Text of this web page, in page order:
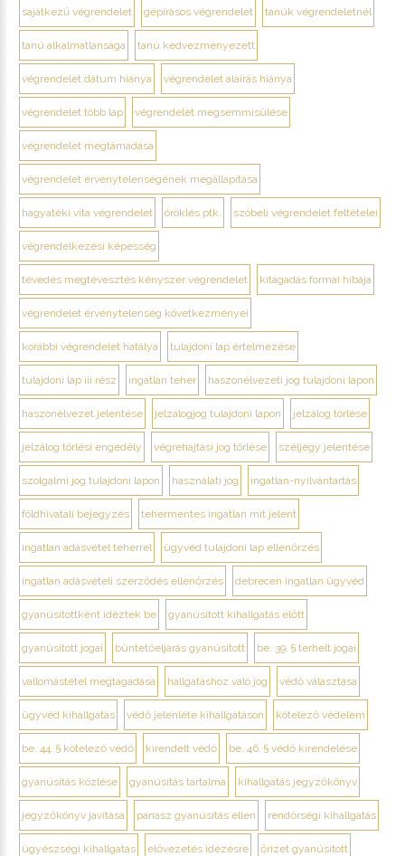
sajátkezű végrendelet gépírásos végrendelet tanúk végrendeletnél
tanú alkalmatlansága tanú kedvezményezett
végrendelet dátum hiánya végrendelet aláírás hiánya
végrendelet több lap végrendelet megsemmisülése
végrendelet megtámadása
végrendelet érvénytelenségének megállapítása
hagyatéki vita végrendelet öröklés ptk. szóbeli végrendelet feltételei
végrendelkezési képesség
tévedés megtévesztés kényszer végrendelet kitagadás formai hibája
végrendelet érvénytelenség következményei
korábbi végrendelet hatálya tulajdoni lap értelmezése
tulajdoni lap iii rész ingatlan teher haszonélvezeti jog tulajdoni lapon
haszonélvezet jelentése jelzálogjog tulajdoni lapon jelzálog törlése
jelzálog törlési engedély végrehajtási jog törlése széljegy jelentése
szolgalmi jog tulajdoni lapon használati jog ingatlan-nyilvántartás
földhivatali bejegyzés tehermentes ingatlan mit jelent
ingatlan adásvétel teherrel ügyvéd tulajdoni lap ellenőrzés
ingatlan adásvételi szerződés ellenőrzés debrecen ingatlan ügyvéd
gyanúsítottként idéztek be gyanúsított kihallgatás előtt
gyanúsított jogai büntetőeljárás gyanúsított be. 39. § terhelt jogai
vallomástétel megtagadása hallgatáshoz való jog védő választása
ügyvéd kihallgatás védő jelenléte kihallgatáson kötelező védelem
be. 44. § kötelező védő kirendelt védő be. 46. § védő kirendelése
gyanúsítás közlése gyanúsítás tartalma kihallgatás jegyzőkönyv
jegyzőkönyv javítása panasz gyanúsítás ellen rendőrségi kihallgatás
ügyészségi kihallgatás elővezetés idézésre őrizet gyanúsított